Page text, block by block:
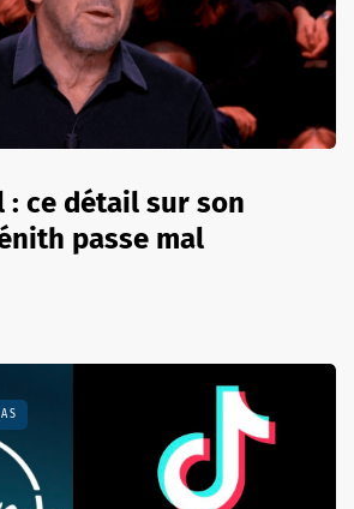
: ce détail sur son
passe mal